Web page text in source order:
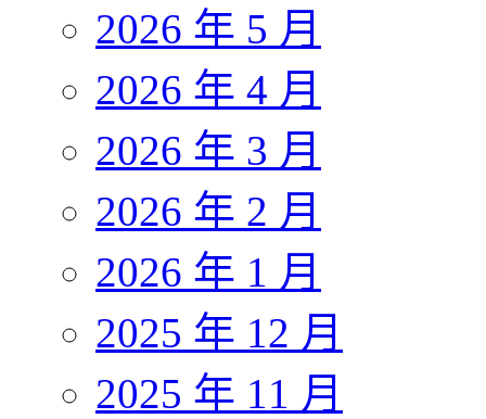
2026 年 5 月
2026 年 4 月
2026 年 3 月
2026 年 2 月
2026 年 1 月
2025 年 12 月
2025 年 11 月